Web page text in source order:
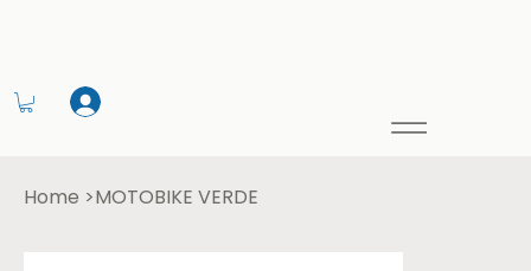
Home >MOTOBIKE VERDE